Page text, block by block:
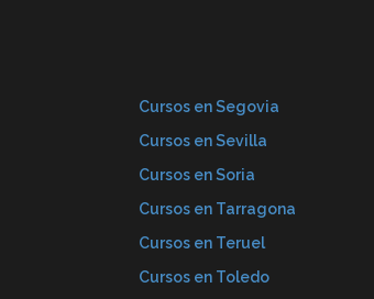
Cursos en Segovia
Cursos en Sevilla
Cursos en Soria
Cursos en Tarragona
Cursos en Teruel
Cursos en Toledo